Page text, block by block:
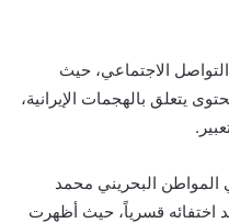
الاجتماعي، حيث
يتعلق بالهجمات الإيرانية،
المواطن البحريني محمد
بعد اختفائه قسرياً، حيث أظهرت